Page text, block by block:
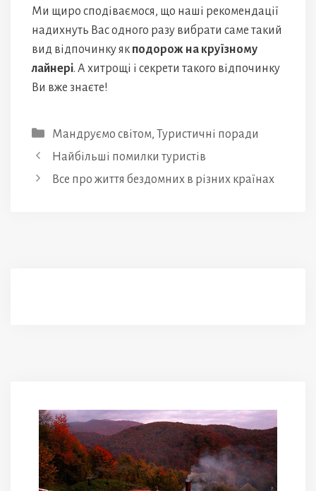
Ми щиро сподіваємося, що наші рекомендації
надихнуть Вас одного разу вибрати саме такий
вид відпочинку як подорож на круїзному
лайнері. А хитрощі і секрети такого відпочинку
Ви вже знаєте!
Категорії
Мандруємо світом, Туристичні поради
Найбільші помилки туристів
Все про життя бездомних в різних країнах